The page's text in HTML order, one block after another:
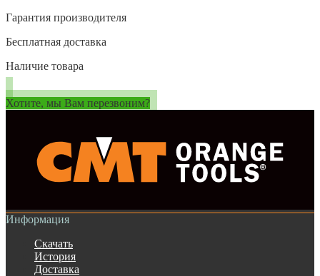
Гарантия производителя
Бесплатная доставка
Наличие товара
Хотите, мы Вам перезвоним?
Информация
Скачать
История
Доставка